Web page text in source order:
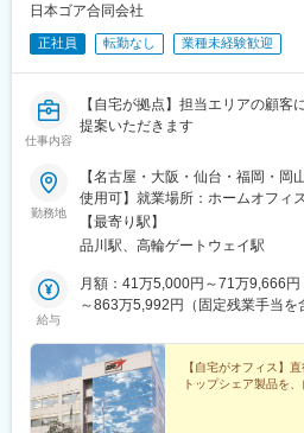
日本ゴア合同会社
正社員 転勤なし 業種未経験歓迎
仕事内容
【自宅が拠点】担当エリアの顧客
提案いただきます
勤務地
【名古屋・大阪・仙台・福岡・
使用可】就業場所：ホームオフィ
ル(1)名古屋エリア愛知県、岐阜県
滋賀県、京都府、大阪府、兵庫県
件をチームで担当(4)福岡エリア
県、長崎県、宮崎県、鹿児島県、
です。◎社用車での訪問が可能で
なります◎研修、社内の打ち合わ
る可能性がございます◎転勤は基
港南1-8-15 Wビル14F受動喫煙対
【最寄り駅】
品川駅、高輪ゲートウェイ駅
給与
月額：41万5,000円～71万9,666
～863万5,992円（固定残業手当を
3,000円（12時間分）※超過した
◎Sales Pay：年額（基本給）の
【自宅がオフィス】
トップシェア製品を